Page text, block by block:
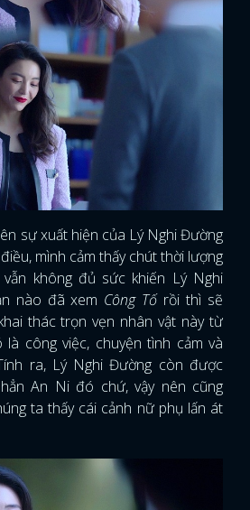
NHẬP
sự xuất hiện của Lý Nghi Đường
mình cảm thấy chút thời lượng
vẫn không đủ sức khiến Lý Nghi
nào đã xem Công Tốrồi thì sẽ
thác trọn vẹn nhân vật này từ
là công việc, chuyện tình cảm và
ra, Lý Nghi Đường còn được
An Ni đó chứ, vậy nên cũng
ta thấy cái cảnh nữ phụ lấn át